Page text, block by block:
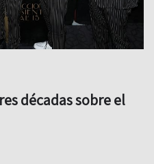
décadas sobre el